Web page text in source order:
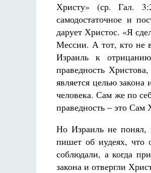
Христу» (ср. Гал.
самодостаточное и
дарует Христос. «Я
Мессии. А тот, кто не
Израиль к
праведность
является целью
человека. Сам же по
праведность – это Сам
Но Израиль не понял,
пишет об иудеях, что
соблюдали, а когда
закона и отвергли